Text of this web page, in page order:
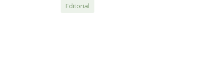
Editorial